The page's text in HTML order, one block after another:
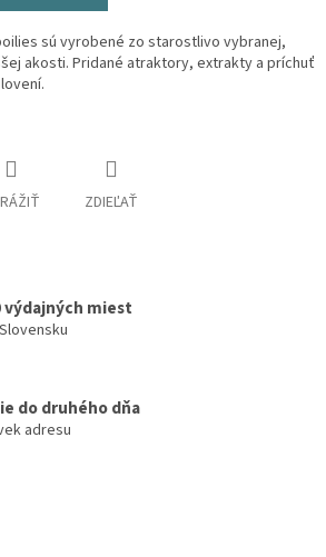
sú vyrobené zo starostlivo vybranej,
akosti. Pridané atraktory, extrakty a príchuť
ZDIEĽAŤ
výdajných miest
do druhého dňa
adresu